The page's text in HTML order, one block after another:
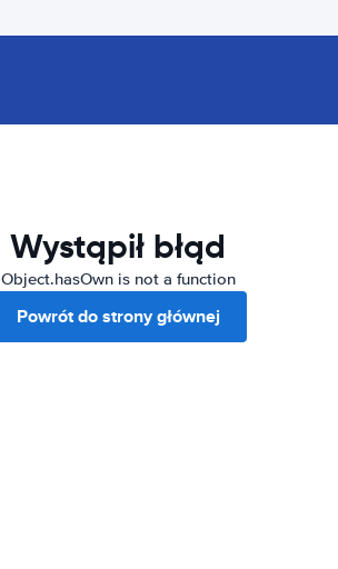
Wystąpił błąd
Object.hasOwn is not a function
Powrót do strony głównej